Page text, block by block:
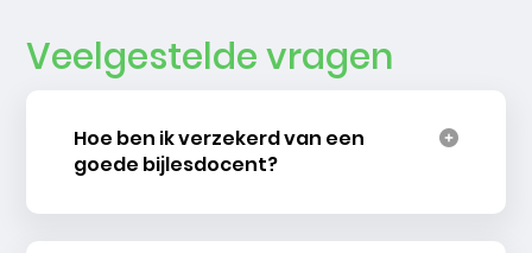
Veelgestelde vragen
Hoe ben ik verzekerd van een
goede bijlesdocent?